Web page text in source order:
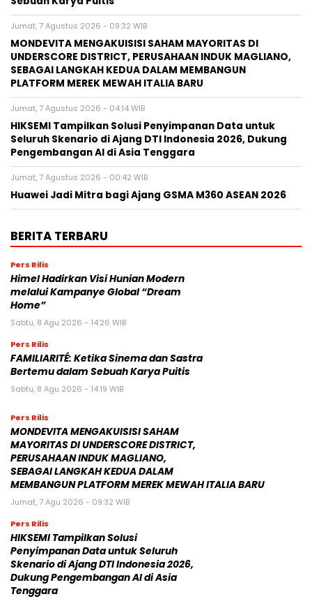
Jumat, 7 Agustus 2026 - 09:32 WIB
MONDEVITA MENGAKUISISI SAHAM MAYORITAS DI
UNDERSCORE DISTRICT, PERUSAHAAN INDUK MAGLIANO,
SEBAGAI LANGKAH KEDUA DALAM MEMBANGUN
PLATFORM MEREK MEWAH ITALIA BARU
Jumat, 7 Agustus 2026 - 04:14 WIB
HIKSEMI Tampilkan Solusi Penyimpanan Data untuk
Seluruh Skenario di Ajang DTI Indonesia 2026, Dukung
Pengembangan AI di Asia Tenggara
Jumat, 7 Agustus 2026 - 00:42 WIB
Huawei Jadi Mitra bagi Ajang GSMA M360 ASEAN 2026
BERITA TERBARU
Pers Rilis
Himel Hadirkan Visi Hunian Modern
melalui Kampanye Global “Dream
Home”
Sabtu, 8 Agu 2026 - 14:26 WIB
Pers Rilis
FAMILIARITÉ: Ketika Sinema dan Sastra
Bertemu dalam Sebuah Karya Puitis
Sabtu, 8 Agu 2026 - 14:19 WIB
Pers Rilis
MONDEVITA MENGAKUISISI SAHAM
MAYORITAS DI UNDERSCORE DISTRICT,
PERUSAHAAN INDUK MAGLIANO,
SEBAGAI LANGKAH KEDUA DALAM
MEMBANGUN PLATFORM MEREK MEWAH ITALIA BARU
Jumat, 7 Agu 2026 - 09:32 WIB
Pers Rilis
HIKSEMI Tampilkan Solusi
Penyimpanan Data untuk Seluruh
Skenario di Ajang DTI Indonesia 2026,
Dukung Pengembangan AI di Asia
Tenggara